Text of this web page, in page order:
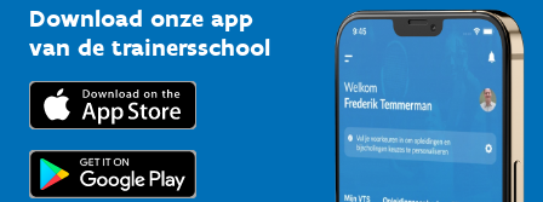
Bedrijven
Trainers en begeleiders
Topsporters
Kennisplatform
Downloads
Voor de pers
Download onze app
van de trainersschool